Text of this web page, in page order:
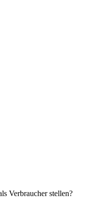
Verbraucher stellen?